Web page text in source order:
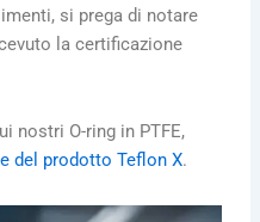
si prega di notare
la certificazione
nostri O-ring in PTFE,
del prodotto Teflon X.